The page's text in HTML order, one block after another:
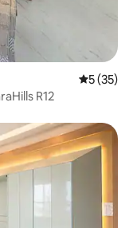
5 af 5 í
5 (35)
R12